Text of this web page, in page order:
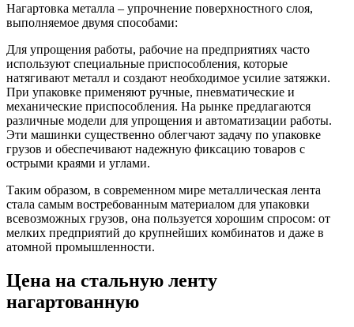
Нагартовка металла – упрочнение поверхностного слоя,
выполняемое двумя способами:
Для упрощения работы, рабочие на предприятиях часто
используют специальные приспособления, которые
натягивают металл и создают необходимое усилие затяжки.
При упаковке применяют ручные, пневматические и
механические приспособления. На рынке предлагаются
различные модели для упрощения и автоматизации работы.
Эти машинки существенно облегчают задачу по упаковке
грузов и обеспечивают надежную фиксацию товаров с
острыми краями и углами.
Таким образом, в современном мире металлическая лента
стала самым востребованным материалом для упаковки
всевозможных грузов, она пользуется хорошим спросом: от
мелких предприятий до крупнейших комбинатов и даже в
атомной промышленности.
Цена на стальную ленту
нагартованную